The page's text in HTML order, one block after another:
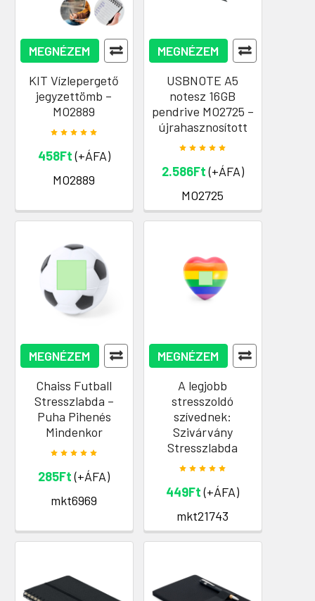
MEGNÉZEM
KIT Vízlepergető
jegyzettömb –
MO2889
458Ft(+ÁFA)
MO2889
MEGNÉZEM
USBNOTE A5
notesz 16GB
pendrive MO2725 –
újrahasznosított
2.586Ft(+ÁFA)
MO2725
MEGNÉZEM
Chaiss Futball
Stresszlabda –
Puha Pihenés
Mindenkor
285Ft(+ÁFA)
mkt6969
MEGNÉZEM
A legjobb
stresszoldó
szívednek:
Szivárvány
Stresszlabda
449Ft(+ÁFA)
mkt21743